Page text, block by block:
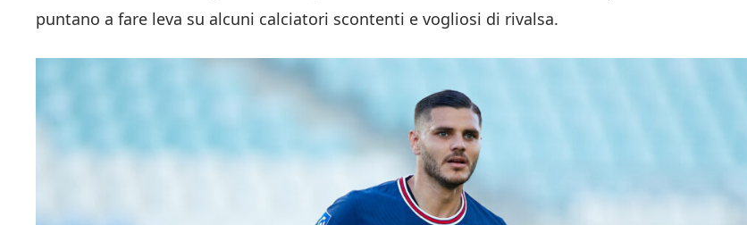
puntano a fare leva su alcuni calciatori scontenti e vogliosi di rivalsa.